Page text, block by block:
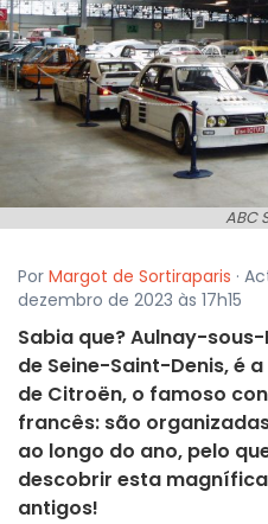
ABC
Por Margot de Sortiraparis ·
dezembro de 2023 às 17h15
Sabia que? Aulnay-
de Seine-Saint-Denis, é
de Citroën, o famoso
francês: são
ao longo do ano, pelo
descobrir esta
antigos!